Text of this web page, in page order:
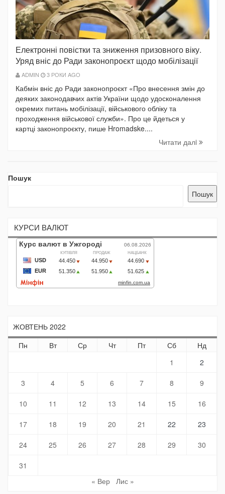
Електронні повістки та зниження призовного віку.
Уряд вніс до Ради законопроєкт щодо мобілізації
ADMIN 3 РОКИ AGO
Кабмін вніс до Ради законопроєкт «Про внесення змін до
деяких законодавчих актів України щодо удосконалення
окремих питань мобілізації, військового обліку та
проходження військової служби». Про це йдеться у
картці законопроєкту, пише Hromadske....
Читати далi
Пошук
Пошук
КУРСИ ВАЛЮТ
ЖОВТЕНЬ 2022
Пн
Вт Ср Чт Пт Сб
Нд
1
2
3 4 5 6 7 8 9
10 11 12 13 14 15 16
17 18 19 20 21 22 23
24 25 26 27 28 29 30
31
« Вер
Лис »